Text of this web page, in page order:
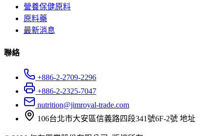
營養保健原料
原料藥
最新消息
聯絡
+886-2-2709-2296
+886-2-2325-7047
nutrition@jimroyal-trade.com
106台北市大安區信義路四段341號6F-2號 地址